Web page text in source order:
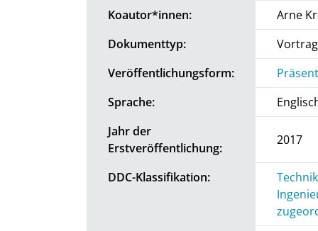
Koautor*innen:
Arne
Dokumenttyp:
Vortrag
Veröffentlichungsform:
Sprache:
Jahr der
Erstveröffentlichung:
2017
DDC-Klassifikation: